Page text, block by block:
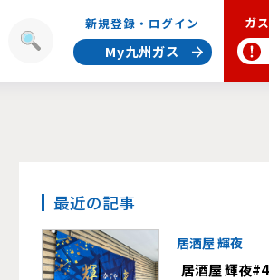
新規登録・ログイン
My九州ガス
ガ
最近の記事
居酒屋 輝夜
居酒屋 輝夜